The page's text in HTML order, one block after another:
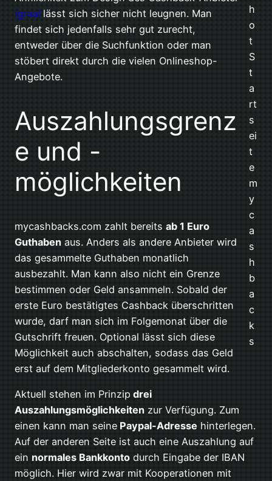
h
o
t
S
t
a
rt
s
ei
t
e
m
y
c
a
s
h
b
a
c
k
s
igraal lässt sich sicher nicht leugnen. Man
findet sich jedenfalls sehr gut zurecht,
entweder über die Suchfunktion oder man
stöbert direkt durch die vielen Onlineshop-
Angebote.
Auszahlungsgrenz
e und -
möglichkeiten
mycashbacks.com zahlt bereits ab 1 Euro
Guthaben aus. Anders als andere Anbieter wird
das gesammelte Guthaben monatlich
ausbezahlt. Man kann also nicht ein Grenze
bestimmen oder Geld ansammeln. Sobald der
erste Euro bestätigtes Cashback überschritten
wurde, darf man sich im Folgemonat über die
Gutschrift freuen. Optional lässt sich diese
Möglichkeit auch abschalten, sodass das Geld
erst auf dem Mitgliederkonto gesammelt wird.
Aktuell stehen im Prinzip drei
Auszahlungsmöglichkeiten zur Verfügung. Zum
einen kann man seine Paypal-Adresse hinterlegen.
Auf der anderen Seite ist auch eine Auszahlung auf
ein normales Bankkonto durch Eingabe der IBAN
möglich. Hier wird zwar mit Kooperationen mit